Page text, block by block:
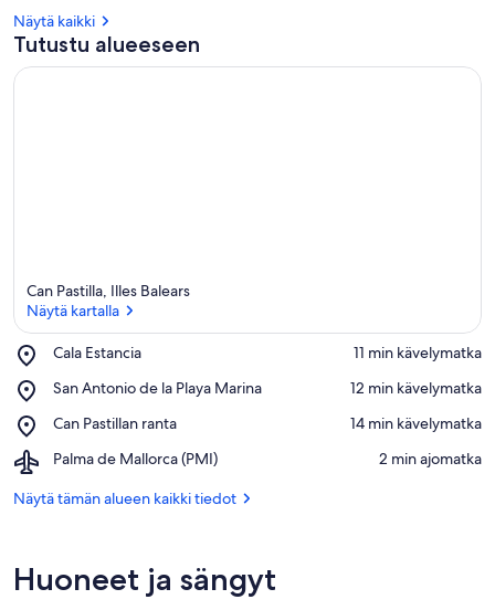
Näytä kaikki
Tutustu alueeseen
Can Pastilla, Illes Balears
Näytä kartalla
Cala Estancia
Place,
Estancia
‪11 min kävelymatka‬
San Antonio de la Playa Marina
Place,
Antonio
la
Marina
‪12 min kävelymatka‬
Can Pastillan ranta
Place,
Pastillan
‪14 min kävelymatka‬
Palma de Mallorca (PMI)
Airport,
de
‪2 min ajomatka‬
Näytä tämän alueen kaikki tiedot
Huoneet ja sängyt